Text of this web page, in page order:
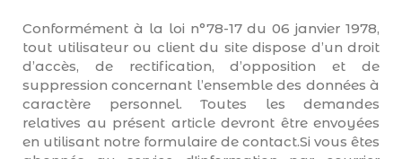
Conformément à la loi n°78-17 du 06 janvier 1978,
tout utilisateur ou client du site dispose d’un droit
d’accès, de rectification, d’opposition et de
suppression concernant l’ensemble des données à
caractère personnel. Toutes les demandes
relatives au présent article devront être envoyées
en utilisant notre formulaire de contact.Si vous êtes